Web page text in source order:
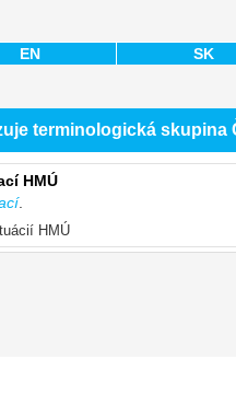
EN SK
terminologická
HMÚ
.
HMÚ